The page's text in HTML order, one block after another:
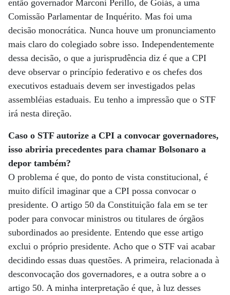
então governador Marconi Perillo, de Goiás, a uma
Comissão Parlamentar de Inquérito. Mas foi uma
decisão monocrática. Nunca houve um pronunciamento
mais claro do colegiado sobre isso. Independentemente
dessa decisão, o que a jurisprudência diz é que a CPI
deve observar o princípio federativo e os chefes dos
executivos estaduais devem ser investigados pelas
assembléias estaduais. Eu tenho a impressão que o STF
irá nesta direção.
Caso o STF autorize a CPI a convocar governadores,
isso abriria precedentes para chamar Bolsonaro a
depor também?
O problema é que, do ponto de vista constitucional, é
muito difícil imaginar que a CPI possa convocar o
presidente. O artigo 50 da Constituição fala em se ter
poder para convocar ministros ou titulares de órgãos
subordinados ao presidente. Entendo que esse artigo
exclui o próprio presidente. Acho que o STF vai acabar
decidindo essas duas questões. A primeira, relacionada à
desconvocação dos governadores, e a outra sobre a o
artigo 50. A minha interpretação é que, à luz desses